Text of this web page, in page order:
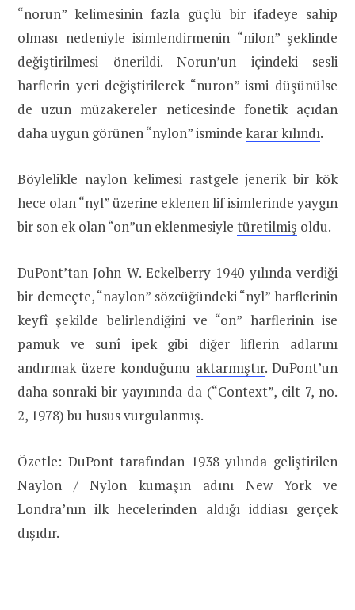
“norun” kelimesinin fazla güçlü bir ifadeye sahip
olması nedeniyle isimlendirmenin “nilon” şeklinde
değiştirilmesi önerildi. Norun’un içindeki sesli
harflerin yeri değiştirilerek “nuron” ismi düşünülse
de uzun müzakereler neticesinde fonetik açıdan
daha uygun görünen “nylon” isminde karar kılındı.
Böylelikle naylon kelimesi rastgele jenerik bir kök
hece olan “nyl” üzerine eklenen lif isimlerinde yaygın
bir son ek olan “on”un eklenmesiyle türetilmiş oldu.
DuPont’tan John W. Eckelberry 1940 yılında verdiği
bir demeçte, “naylon” sözcüğündeki “nyl” harflerinin
keyfî şekilde belirlendiğini ve “on” harflerinin ise
pamuk ve sunî ipek gibi diğer liflerin adlarını
andırmak üzere konduğunu aktarmıştır. DuPont’un
daha sonraki bir yayınında da (“Context”, cilt 7, no.
2, 1978) bu hususvurgulanmış.
Özetle: DuPont tarafından 1938 yılında geliştirilen
Naylon / Nylon kumaşın adını New York ve
Londra’nın ilk hecelerinden aldığı iddiası gerçek
dışıdır.